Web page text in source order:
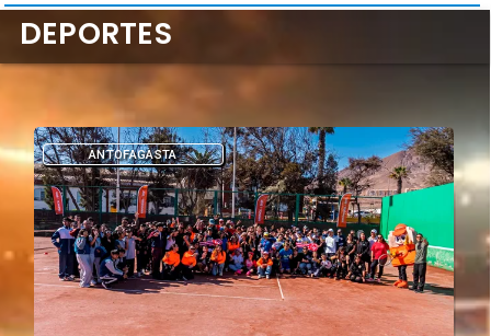
DEPORTES
DEPORTES